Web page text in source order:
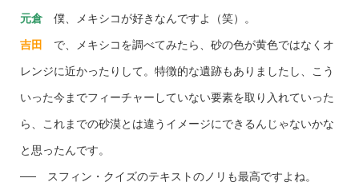
元倉僕、メキシコが好きなんですよ（笑）。
吉田 で、メキシコを調べてみたら、砂の色が黄色ではなくオ
レンジに近かったりして。特徴的な遺跡もありましたし、こう
いった今までフィーチャーしていない要素を取り入れていった
ら、これまでの砂漠とは違うイメージにできるんじゃないかな
と思ったんです。
── スフィン・クイズのテキストのノリも最高ですよね。